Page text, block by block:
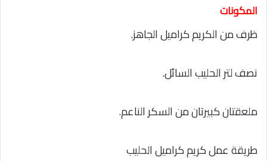
المكونات
ظرف من الكريم كراميل الجاهز.
نصف لتر الحليب السائل.
ملعقتان كبيرتان من السكر الناعم.
طريقة عمل كريم كراميل الحليب